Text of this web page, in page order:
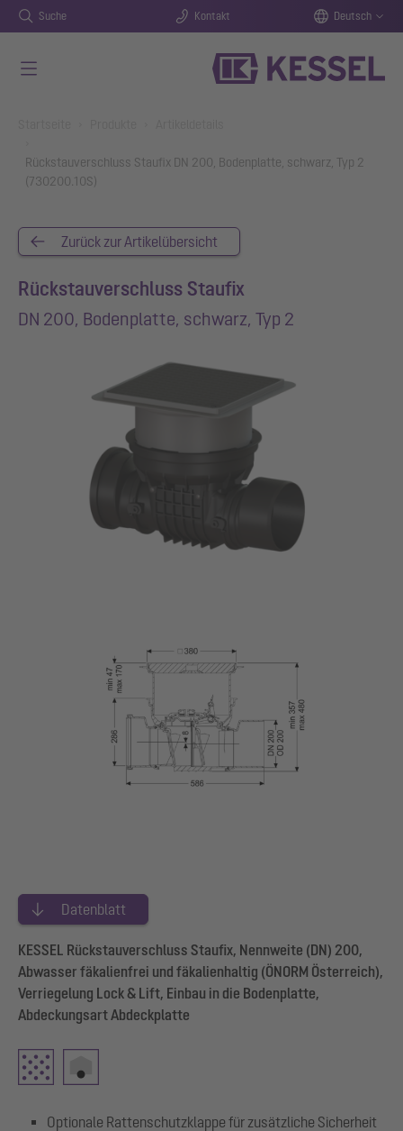
Suche Kontakt Deutsch
Rückstauverschluss Staufix DN 200, Bodenplatte, schwarz, Typ 2
(730200.10S)
Zurück zur Artikelübersicht
Rückstauverschluss Staufix
DN 200, Bodenplatte, schwarz, Typ 2
Datenblatt
KESSEL Rückstauverschluss Staufix, Nennweite (DN) 200,
Abwasser fäkalienfrei und fäkalienhaltig (ÖNORM Österreich),
Verriegelung Lock & Lift, Einbau in die Bodenplatte,
Abdeckungsart Abdeckplatte
Optionale Rattenschutzklappe für zusätzliche Sicherheit